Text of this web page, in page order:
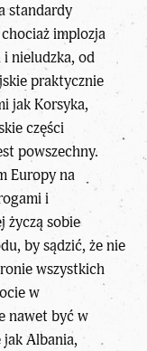
standardy
implozja
i nieludzka, od
praktycznie
jak Korsyka,
części
powszechny.
Europy na
i
życzą sobie
by sądzić, że nie
wszystkich
w
nawet być w
jak Albania,